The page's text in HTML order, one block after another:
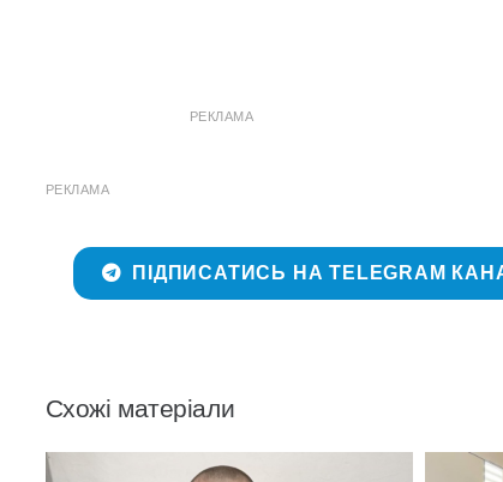
РЕКЛАМА
РЕКЛАМА
ПІДПИСАТИСЬ НА TELEGRAM
Схожі матеріали